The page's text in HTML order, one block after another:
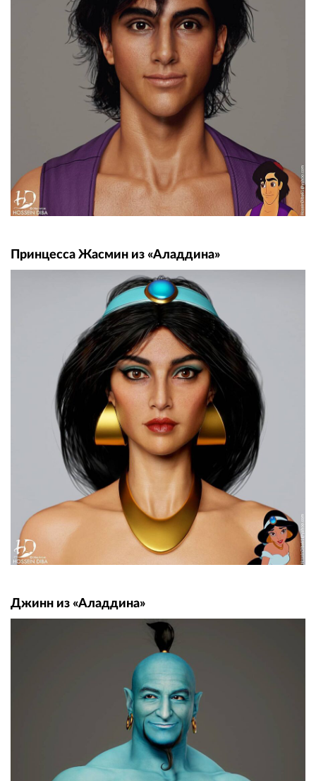
Принцесса Жасмин из «Аладдина»
Джинн из «Аладдина»